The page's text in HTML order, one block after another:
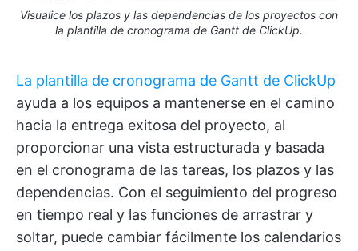
Visualice los plazos y las dependencias de los proyectos con
la plantilla de cronograma de Gantt de ClickUp.
La plantilla de cronograma de Gantt de ClickUp
ayuda a los equipos a mantenerse en el camino
hacia la entrega exitosa del proyecto, al
proporcionar una vista estructurada y basada
en el cronograma de las tareas, los plazos y las
dependencias. Con el seguimiento del progreso
en tiempo real y las funciones de arrastrar y
soltar, puede cambiar fácilmente los calendarios